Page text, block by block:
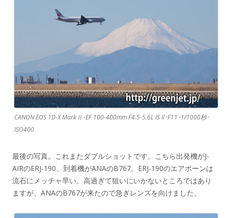
CANON EOS 1D-X MarkⅡ･EF 100-400mm F4.5-5.6L IS II･F11･1/1000秒･
ISO400
最後の写真。これまたダブルショットです。こちら出発機がJ-
AIRのERJ-190、到着機がANAのB767。ERJ-190のエアボーンは
流石にメッチャ早い。高過ぎて狙いにいかないところではあり
ますが、ANAのB767が来たので急ぎレンズを向けました。